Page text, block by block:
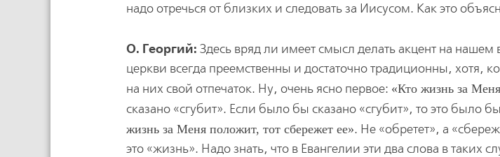
надо отречься от близких и следовать за Иисусом. Как это
О. Георгий: Здесь вряд ли имеет смысл делать акцент на
церкви всегда преемственны и достаточно традиционны, хотя,
на них свой отпечаток. Ну, очень ясно первое:
Кто жизнь за
сказано «сгубит». Если было бы сказано «сгубит», то это было
жизнь за Меня положит, тот сбережет ее . Не «обретет», а
это «жизнь». Надо знать, что в Евангелии эти два слова в таких